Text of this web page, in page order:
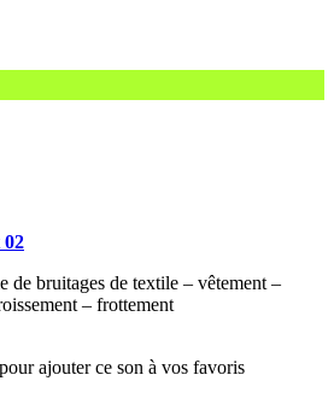
02
de bruitages de textile – vêtement –
– frottement